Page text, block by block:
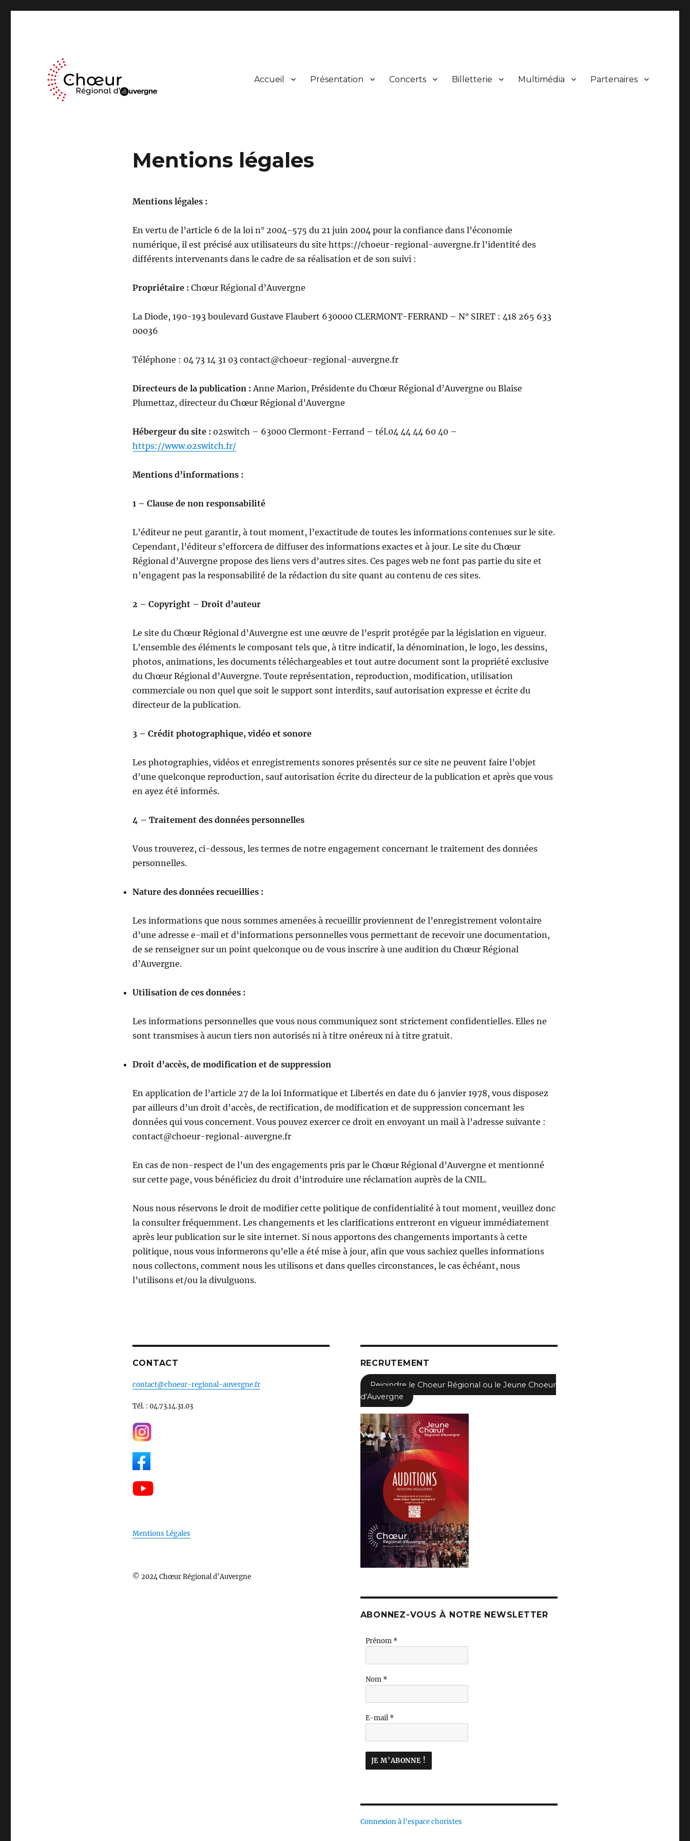
Accueil Présentation Concerts Billetterie Multimédia Partenaires
Mentions légales
Mentions légales :
En vertu de l’article 6 de la loi n° 2004-575 du 21 juin 2004 pour la confiance dans l’économie
numérique, il est précisé aux utilisateurs du site https://choeur-regional-auvergne.fr l’identité des
différents intervenants dans le cadre de sa réalisation et de son suivi :
Propriétaire : Chœur Régional d’Auvergne
La Diode, 190-193 boulevard Gustave Flaubert 630000 CLERMONT-FERRAND – N° SIRET : 418 265 633
00036
Téléphone : 04 73 14 31 03 contact@choeur-regional-auvergne.fr
Directeurs de la publication : Anne Marion, Présidente du Chœur Régional d’Auvergne ou Blaise
Plumettaz, directeur du Chœur Régional d’Auvergne
Hébergeur du site : o2switch – 63000 Clermont-Ferrand – tél.04 44 44 60 40 –
https://www.o2switch.fr/
Mentions d’informations :
1 – Clause de non responsabilité
L’éditeur ne peut garantir, à tout moment, l’exactitude de toutes les informations contenues sur le site.
Cependant, l’éditeur s’efforcera de diffuser des informations exactes et à jour. Le site du Chœur
Régional d’Auvergne propose des liens vers d’autres sites. Ces pages web ne font pas partie du site et
n’engagent pas la responsabilité de la rédaction du site quant au contenu de ces sites.
2 – Copyright – Droit d’auteur
Le site du Chœur Régional d’Auvergne est une œuvre de l’esprit protégée par la législation en vigueur.
L’ensemble des éléments le composant tels que, à titre indicatif, la dénomination, le logo, les dessins,
photos, animations, les documents téléchargeables et tout autre document sont la propriété exclusive
du Chœur Régional d’Auvergne. Toute représentation, reproduction, modification, utilisation
commerciale ou non quel que soit le support sont interdits, sauf autorisation expresse et écrite du
directeur de la publication.
3 – Crédit photographique, vidéo et sonore
Les photographies, vidéos et enregistrements sonores présentés sur ce site ne peuvent faire l’objet
d’une quelconque reproduction, sauf autorisation écrite du directeur de la publication et après que vous
en ayez été informés.
4 – Traitement des données personnelles
Vous trouverez, ci-dessous, les termes de notre engagement concernant le traitement des données
personnelles.
Nature des données recueillies :
Les informations que nous sommes amenées à recueillir proviennent de l’enregistrement volontaire
d’une adresse e-mail et d’informations personnelles vous permettant de recevoir une documentation,
de se renseigner sur un point quelconque ou de vous inscrire à une audition du Chœur Régional
d’Auvergne.
Utilisation de ces données :
Les informations personnelles que vous nous communiquez sont strictement confidentielles. Elles ne
sont transmises à aucun tiers non autorisés ni à titre onéreux ni à titre gratuit.
Droit d’accès, de modification et de suppression
En application de l’article 27 de la loi Informatique et Libertés en date du 6 janvier 1978, vous disposez
par ailleurs d’un droit d’accès, de rectification, de modification et de suppression concernant les
données qui vous concernent. Vous pouvez exercer ce droit en envoyant un mail à l’adresse suivante :
contact@choeur-regional-auvergne.fr
En cas de non-respect de l’un des engagements pris par le Chœur Régional d’Auvergne et mentionné
sur cette page, vous bénéficiez du droit d’introduire une réclamation auprès de la CNIL.
Nous nous réservons le droit de modifier cette politique de confidentialité à tout moment, veuillez donc
la consulter fréquemment. Les changements et les clarifications entreront en vigueur immédiatement
après leur publication sur le site internet. Si nous apportons des changements importants à cette
politique, nous vous informerons qu’elle a été mise à jour, afin que vous sachiez quelles informations
nous collectons, comment nous les utilisons et dans quelles circonstances, le cas échéant, nous
l’utilisons et/ou la divulguons.
CONTACT
contact@choeur-regional-auvergne.fr
Tél. : 04.73.14.31.03
Mentions Légales
© 2024 Chœur Régional d’Auvergne
RECRUTEMENT
Rejoindre le Choeur Régional ou le Jeune Choeur
d’Auvergne
ABONNEZ-VOUS À NOTRE NEWSLETTER
Prénom *
Nom *
E-mail *
Connexion à l'espace choristes